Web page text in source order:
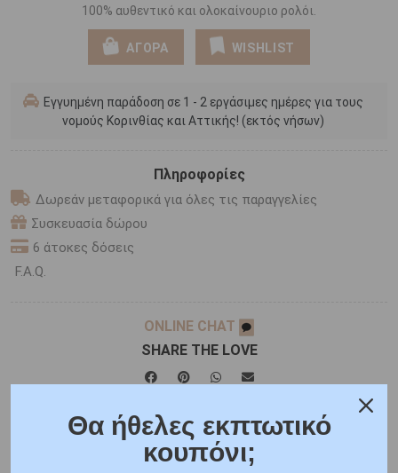
100% αυθεντικό και ολοκαίνουριο ρολόι.
ΑΓΟΡΑ WISHLIST
Εγγυημένη παράδοση σε 1 - 2 εργάσιμες ημέρες για τους
νομούς Κορινθίας και Αττικής! (εκτός νήσων)
Πληροφορίες
Δωρεάν μεταφορικά για όλες τις παραγγελίες
Συσκευασία δώρου
6 άτοκες δόσεις
F.A.Q.
ONLINE CHAT
SHARE THE LOVE
Χαρακτηριστικά Χαρακτηριστικά Ρολογιών
Ρωτήστε μας
Θα ήθελες εκπτωτικό
κουπόνι;